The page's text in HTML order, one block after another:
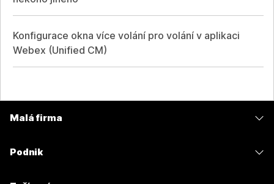
Konfigurace okna více volání pro volání v aplikaci
Webex (Unified CM)
Malá firma
Podnik